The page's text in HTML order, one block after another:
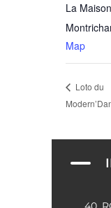
La
Map
Loto du